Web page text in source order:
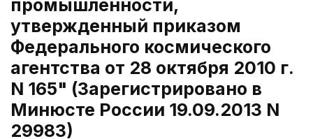
промышленности,
утвержденный приказом
Федерального космического
агентства от 28 октября 2010 г.
N 165" (Зарегистрировано в
Минюсте России 19.09.2013 N
29983)